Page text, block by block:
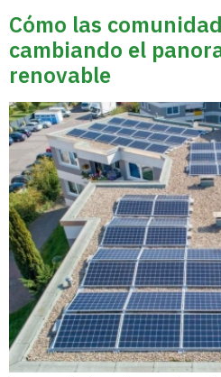
Cómo las
cambiando el
renovable